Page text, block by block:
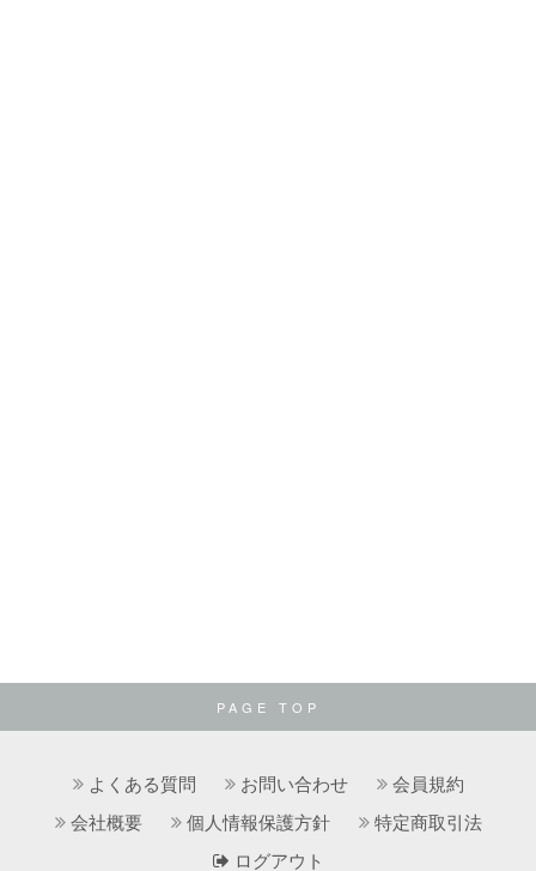
PAGE TOP
よくある質問 お問い合わせ
会員規約
会社概要
個人情報保護方針
特定商取引法
ログアウト